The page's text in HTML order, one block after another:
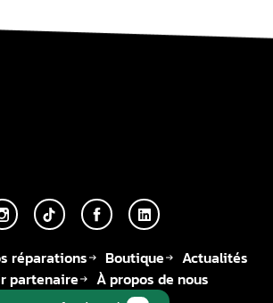
réparations Boutique
Actualités
partenaire
À propos de nous